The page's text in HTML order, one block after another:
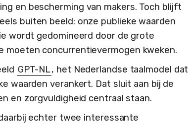
en bescherming van makers. Toch blijft
buiten beeld: onze publieke waarden
wordt gedomineerd door de grote
moeten concurrentievermogen kweken.
GPT-NL, het Nederlandse taalmodel dat
waarden verankert. Dat sluit aan bij de
en zorgvuldigheid centraal staan.
echter twee interessante